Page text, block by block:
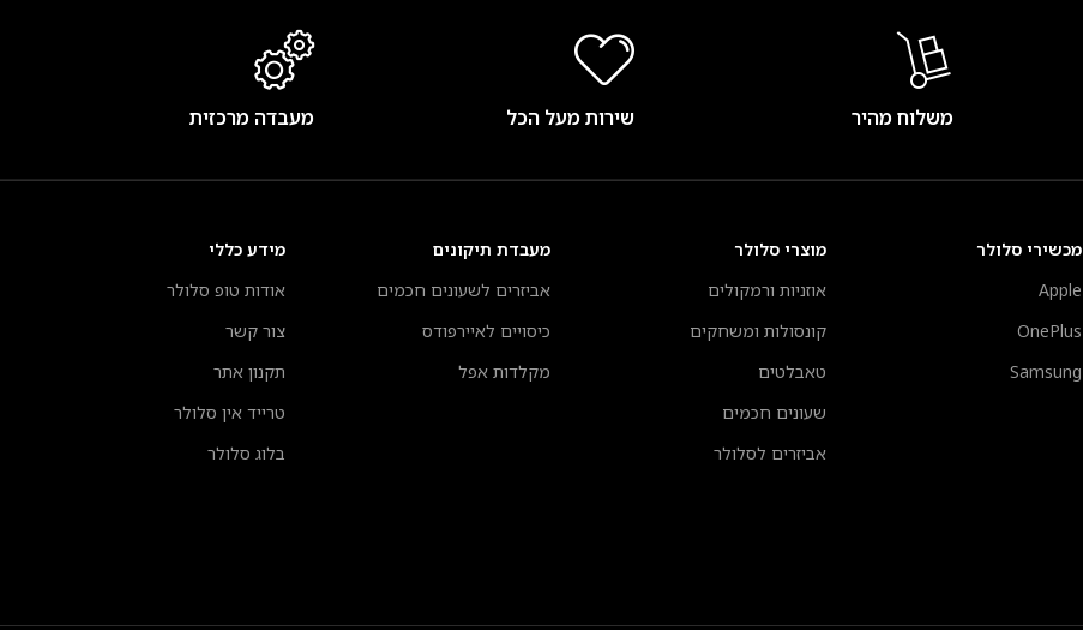
משלוח מהיר שירות מעל הכל מעבדה מרכזית
מכשירי סלולר
Apple
OnePlus
Samsung
מוצרי סלולר
אוזניות ורמקולים
קונסולות ומשחקים
טאבלטים
שעונים חכמים
אביזרים לסלולר
מעבדת תיקונים
אביזרים לשעונים חכמים
כיסויים לאיירפודס
מקלדות אפל
מידע כללי
אודות טופ סלולר
צור קשר
תקנון אתר
טרייד אין סלולר
בלוג סלולר